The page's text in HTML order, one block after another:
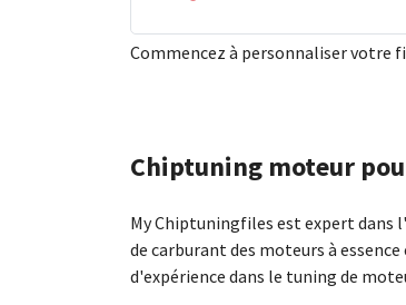
Commencez à personnaliser votre
Chiptuning moteur
My Chiptuningfiles est expert
de carburant des moteurs à
d'expérience dans le tuning de